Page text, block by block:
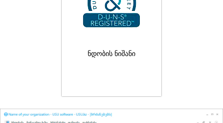
ნდობის ნიშანი